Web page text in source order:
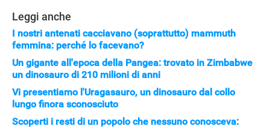
Leggi anche
I nostri antenati cacciavano (soprattutto) mammuth
femmina: perché lo facevano?
Un gigante all'epoca della Pangea: trovato in Zimbabwe
un dinosauro di 210 milioni di anni
Vi presentiamo l'Uragasauro, un dinosauro dal collo
lungo finora sconosciuto
Scoperti i resti di un popolo che nessuno conosceva: